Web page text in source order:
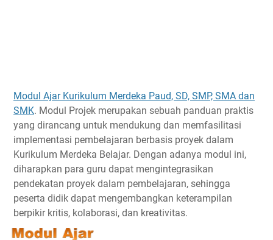
Modul Ajar Kurikulum Merdeka Paud, SD, SMP, SMA dan
SMK. Modul Projek merupakan sebuah panduan praktis
yang dirancang untuk mendukung dan memfasilitasi
implementasi pembelajaran berbasis proyek dalam
Kurikulum Merdeka Belajar. Dengan adanya modul ini,
diharapkan para guru dapat mengintegrasikan
pendekatan proyek dalam pembelajaran, sehingga
peserta didik dapat mengembangkan keterampilan
berpikir kritis, kolaborasi, dan kreativitas.